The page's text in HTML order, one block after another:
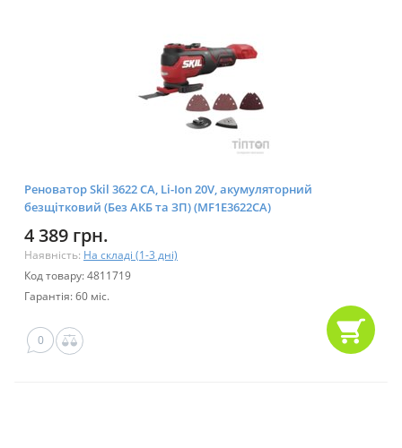
Реноватор Skil 3622 CA, Li-Ion 20V, акумуляторний
безщітковий (Без АКБ та ЗП) (MF1E3622CA)
4 389 грн.
Наявність: На складі (1-3 дні)
Код товару: 4811719
Гарантія: 60 міс.
0